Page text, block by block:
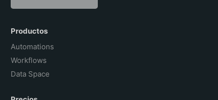
English
Português do Brasil
Français
Productos
Automations
Workflows
Data Space